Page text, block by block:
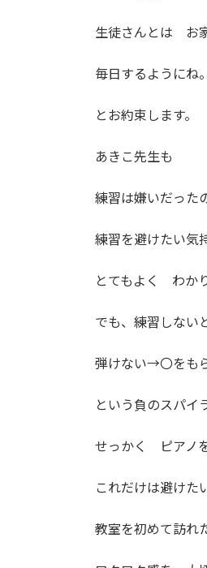
生徒さんとは お
毎日するようにね。
とお約束します。
あきこ先生も
練習は嫌いだった
練習を避けたい気
とてもよく わかり
でも、練習しない
弾けない→〇を
という負のスパイ
せっかく ピアノ
これだけは避けた
教室を初めて訪れ